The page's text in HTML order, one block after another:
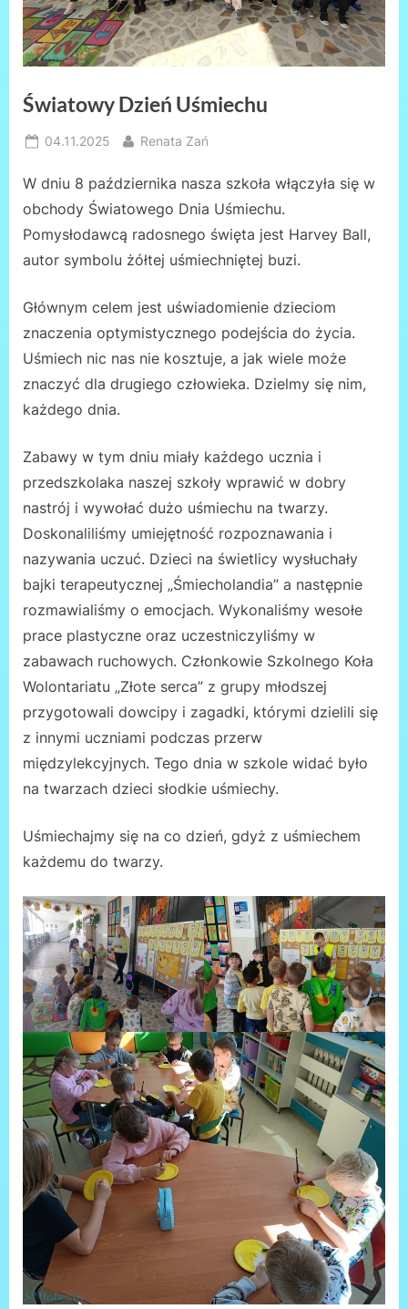
Światowy Dzień Uśmiechu
Posted
04.11.2025 By
Renata Zań
W dniu 8 października nasza szkoła włączyła się w
obchody Światowego Dnia Uśmiechu.
Pomysłodawcą radosnego święta jest Harvey Ball,
autor symbolu żółtej uśmiechniętej buzi.
Głównym celem jest uświadomienie dzieciom
znaczenia optymistycznego podejścia do życia.
Uśmiech nic nas nie kosztuje, a jak wiele może
znaczyć dla drugiego człowieka. Dzielmy się nim,
każdego dnia.
Zabawy w tym dniu miały każdego ucznia i
przedszkolaka naszej szkoły wprawić w dobry
nastrój i wywołać dużo uśmiechu na twarzy.
Doskonaliliśmy umiejętność rozpoznawania i
nazywania uczuć. Dzieci na świetlicy wysłuchały
bajki terapeutycznej „Śmiecholandia” a następnie
rozmawialiśmy o emocjach. Wykonaliśmy wesołe
prace plastyczne oraz uczestniczyliśmy w
zabawach ruchowych. Członkowie Szkolnego Koła
Wolontariatu „Złote serca” z grupy młodszej
przygotowali dowcipy i zagadki, którymi dzielili się
z innymi uczniami podczas przerw
międzylekcyjnych. Tego dnia w szkole widać było
na twarzach dzieci słodkie uśmiechy.
Uśmiechajmy się na co dzień, gdyż z uśmiechem
każdemu do twarzy.